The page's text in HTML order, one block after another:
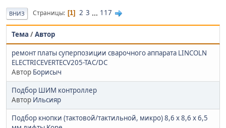
ВНИЗ Страницы 1 2 3 ... 117
Тема /Автор
ремонт платы суперпозиции сварочного аппарата LINCOLN
ELECTRICEVERTECV205-TAC/DC
Автор Борисыч
Подбор ШИМ контроллер
Автор Ильсияр
Подбор кнопки (тактовой/тактильной, микро) 8,6 х 8,6 х 6,5